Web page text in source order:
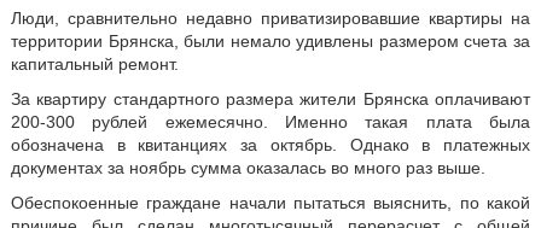
Люди, сравнительно недавно приватизировавшие квартиры на
территории Брянска, были немало удивлены размером счета за
капитальный ремонт.
За квартиру стандартного размера жители Брянска оплачивают
200-300 рублей ежемесячно. Именно такая плата была
обозначена в квитанциях за октябрь. Однако в платежных
документах за ноябрь сумма оказалась во много раз выше.
Обеспокоенные граждане начали пытаться выяснить, по какой